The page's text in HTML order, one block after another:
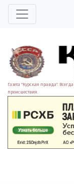
Газета "Курская правда".
происшествия.